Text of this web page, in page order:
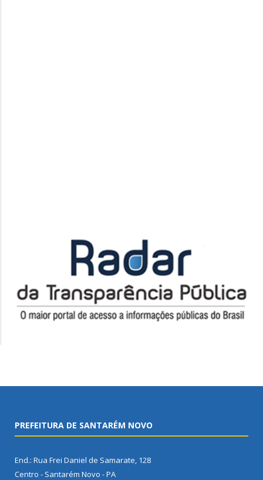
PREFEITURA DE SANTARÉM NOVO
End.: Rua Frei Daniel de Samarate, 128
Centro - Santarém Novo - PA